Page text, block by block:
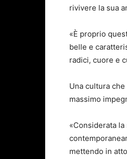
rivivere la sua
«È proprio
belle e
radici, cuore e
Una cultura
massimo
«Considerata
mettendo in